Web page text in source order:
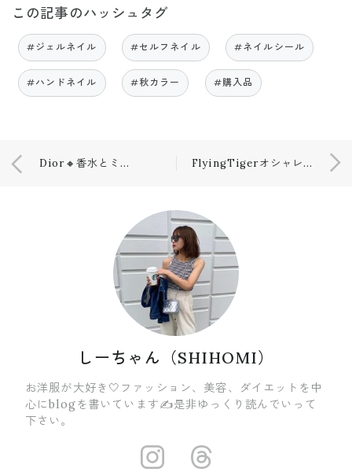
この記事のハッシュタグ
#ジェルネイル #セルフネイル #ネイルシール
#ハンドネイル #秋カラー #購入品
Dior🔸香水とミニコスメ💕 FlyingTigerオシャレなアイテムたち😊❤️
しーちゃん（SHIHOMI）
お洋服が大好き🤍ファッション、美容、ダイエットを中
心にblogを書いています✍️是非ゆっくり読んでいって
下さい。
https://